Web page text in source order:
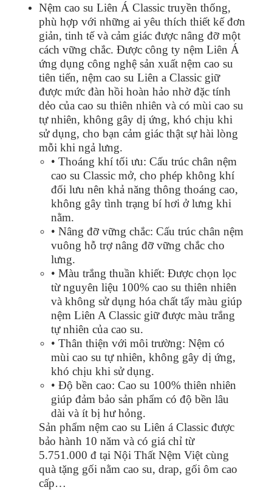
Nệm cao su Liên Á Classic truyền thống,
phù hợp với những ai yêu thích thiết kế đơn
giản, tinh tế và cảm giác được nâng đỡ một
cách vững chắc. Được công ty nệm Liên Á
ứng dụng công nghệ sản xuất nệm cao su
tiên tiến, nệm cao su Liên a Classic giữ
được mức đàn hồi hoàn hảo nhờ đặc tính
dẻo của cao su thiên nhiên và có mùi cao su
tự nhiên, không gây dị ứng, khó chịu khi
sử dụng, cho bạn cảm giác thật sự hài lòng
mỗi khi ngả lưng.
• Thoáng khí tối ưu: Cấu trúc chân nệm
cao su Classic mở, cho phép không khí
đối lưu nên khả năng thông thoáng cao,
không gây tình trạng bí hơi ở lưng khi
nằm.
• Nâng đỡ vững chắc: Cấu trúc chân nệm
vuông hỗ trợ nâng đỡ vững chắc cho
lưng.
• Màu trắng thuần khiết: Được chọn lọc
từ nguyên liệu 100% cao su thiên nhiên
và không sử dụng hóa chất tẩy màu giúp
nệm Liên A Classic giữ được màu trắng
tự nhiên của cao su.
• Thân thiện với môi trường: Nệm có
mùi cao su tự nhiên, không gây dị ứng,
khó chịu khi sử dụng.
• Độ bền cao: Cao su 100% thiên nhiên
giúp đảm bảo sản phẩm có độ bền lâu
dài và ít bị hư hỏng.
Sản phẩm nệm cao su Liên á Classic được
bảo hành 10 năm và có giá chỉ từ
5.751.000 đ tại Nội Thất Nệm Việt cùng
quà tặng gối nằm cao su, drap, gối ôm cao
cấp…